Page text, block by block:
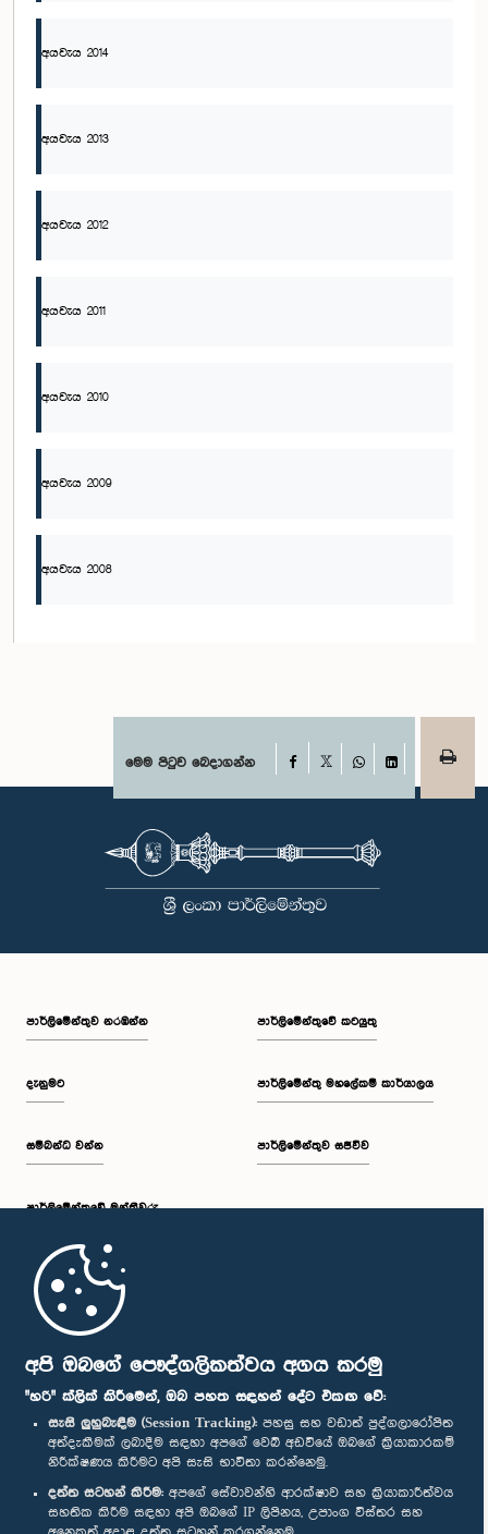
අපි ඔබගේ පෞද්ගලිකත්වය අගය කරමු
"හරි" ක්ලික් කිරීමෙන්, ඔබ පහත සඳහන් දේට එකඟ වේ:
සැසි ලුහුබැඳීම (Session Tracking): පහසු සහ වඩාත් පුද්ගලාරෝපිත
අත්දැකීමක් ලබාදීම සඳහා අපගේ වෙබ් අඩවියේ ඔබගේ ක්‍රියාකාරකම්
නිරීක්ෂණය කිරීමට අපි සැසි භාවිතා කරන්නෙමු.
දත්ත සටහන් කිරීම: අපගේ සේවාවන්හි ආරක්ෂාව සහ ක්‍රියාකාරීත්වය
සහතික කිරීම සඳහා අපි ඔබගේ IP ලිපිනය, උපාංග විස්තර සහ
අයවැය 2014
අයවැය 2013
අයවැය 2012
අයවැය 2011
අයවැය 2010
අයවැය 2009
අයවැය 2008
මෙම පිටුව බෙදාගන්න Facebook
WhatsAppLinkedIn
පාර්ලි‌මේන්තුව නරඹන්න
දැනුමට
සම්බන්ධ වන්න
පාර්ලි‌මේන්තුවේ මන්ත්‍රීවරු
මුල් පිටුව
පාර්ලිමේන්තුවේ කටයුතු
පාර්ලිමේන්තු මහලේකම් කාර්යාලය
පාර්ලිමේන්තුව සජීවීව
පාර්ලිමේන්තු ජංගම යෙදුම
අප හා සම්බන්ධ වී සිටින්න :